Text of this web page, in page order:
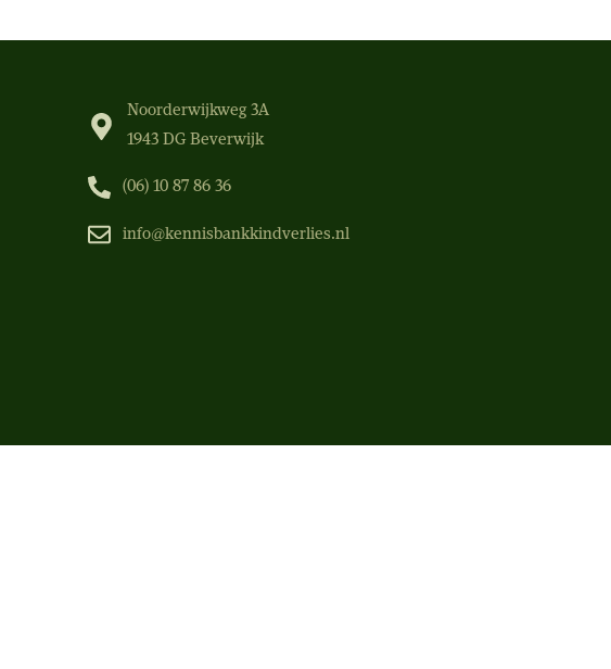
Noorderwijkweg 3A
1943 DG Beverwijk
(06) 10 87 86 36‬
info@kennisbankkindverlies.nl